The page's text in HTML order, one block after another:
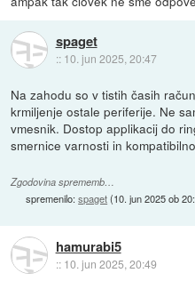
spaget
:: 10. jun 2025, 20:47
Na zahodu so v tistih časih
krmiljenje ostale periferije. Ne
vmesnik. Dostop applikacij do
smernice varnosti in
Zgodovina sprememb…
spremenilo:spaget(10. jun 2025 ob
hamurabi5
:: 10. jun 2025, 20:49